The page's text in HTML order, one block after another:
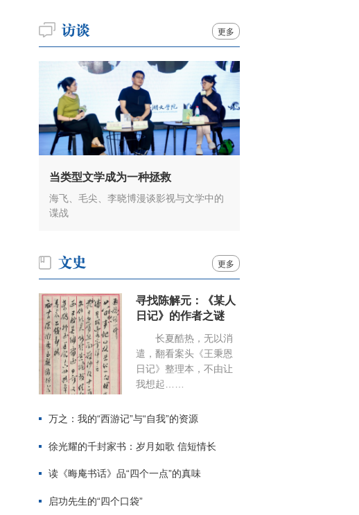
更多
当类型文学成为一种拯救
海飞、毛尖、李晓博漫谈影视与文学中的
谍战
更多
寻找陈解元：《某人
日记》的作者之谜
长夏酷热，无以消
遣，翻看案头《王秉恩
日记》整理本，不由让
我想起……
万之：我的“西游记”与“自我”的资源
徐光耀的千封家书：岁月如歌 信短情长
读《晦庵书话》品“四个一点”的真味
启功先生的“四个口袋”